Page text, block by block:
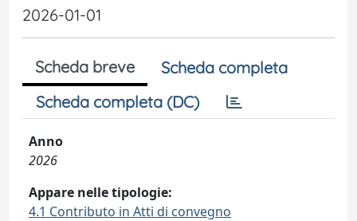
2026-01-01
Scheda breve
Scheda completa
Scheda completa (DC)
Anno
2026
Appare nelle tipologie:
4.1 Contributo in Atti di convegno